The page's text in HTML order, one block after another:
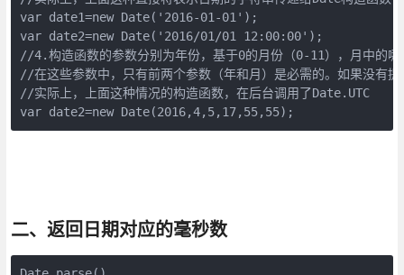
var date1=new Date('2016-01-01');
var date2=new Date('2016/01/01 12:00:00');
//4.构造函数的参数分别为年份，基于0的月份（0-11），月中的
//在这些参数中，只有前两个参数（年和月）是必需的。如果没有
//实际上，上面这种情况的构造函数，在后台调用了Date.UTC
var date2=new Date(2016,4,5,17,55,55);
二、返回日期对应的毫秒数